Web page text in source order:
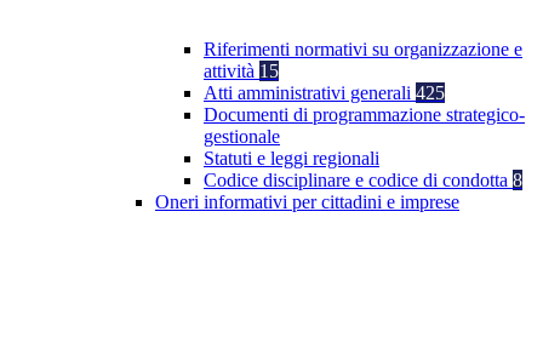
Riferimenti normativi su organizzazione e
attività 15
Atti amministrativi generali 425
Documenti di programmazione strategico-
gestionale
Statuti e leggi regionali
Codice disciplinare e codice di condotta 8
Oneri informativi per cittadini e imprese